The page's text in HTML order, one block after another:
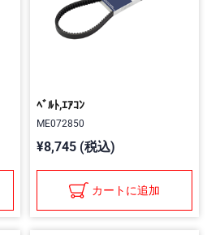
ﾍﾞﾙﾄ,ｴｱｺﾝ
ME072850
¥8,745 (税込)
カートに追加